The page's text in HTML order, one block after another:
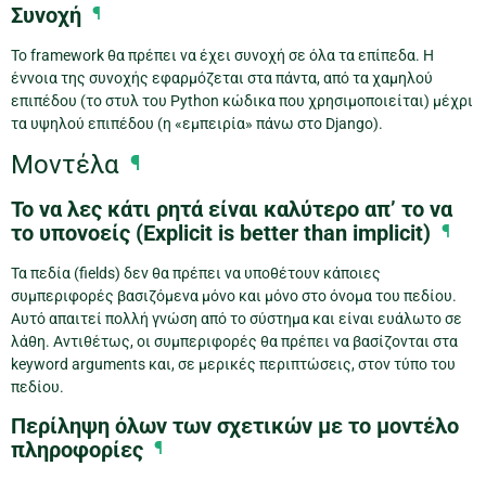
Συνοχή ¶
Το framework θα πρέπει να έχει συνοχή σε όλα τα επίπεδα. Η
έννοια της συνοχής εφαρμόζεται στα πάντα, από τα χαμηλού
επιπέδου (το στυλ του Python κώδικα που χρησιμοποιείται) μέχρι
τα υψηλού επιπέδου (η «εμπειρία» πάνω στο Django).
Μοντέλα ¶
Το να λες κάτι ρητά είναι καλύτερο απ’ το να
το υπονοείς (Explicit is better than implicit) ¶
Τα πεδία (fields) δεν θα πρέπει να υποθέτουν κάποιες
συμπεριφορές βασιζόμενα μόνο και μόνο στο όνομα του πεδίου.
Αυτό απαιτεί πολλή γνώση από το σύστημα και είναι ευάλωτο σε
λάθη. Αντιθέτως, οι συμπεριφορές θα πρέπει να βασίζονται στα
keyword arguments και, σε μερικές περιπτώσεις, στον τύπο του
πεδίου.
Περίληψη όλων των σχετικών με το μοντέλο
πληροφορίες ¶